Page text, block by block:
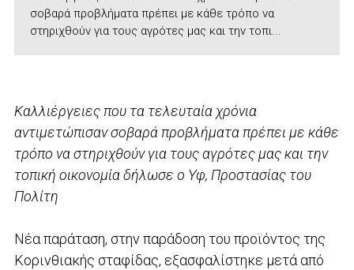
σοβαρά προβλήματα πρέπει με κάθε τρόπο να
στηριχθούν για τους αγρότες μας και την τοπι...
Καλλιέργειες που τα τελευταία χρόνια
αντιμετώπισαν σοβαρά προβλήματα πρέπει με κάθε
τρόπο να στηριχθούν για τους αγρότες μας και την
τοπική οικονομία δήλωσε ο Υφ, Προστασίας του
Πολίτη
Νέα παράταση, στην παράδοση του προϊόντος της
Κορινθιακής σταφίδας, εξασφαλίστηκε μετά από